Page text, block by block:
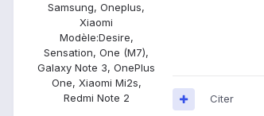
Samsung, Oneplus,
Xiaomi
Modèle:Desire,
Sensation, One (M7),
Galaxy Note 3, OnePlus
One, Xiaomi Mi2s,
Redmi Note 2
Citer